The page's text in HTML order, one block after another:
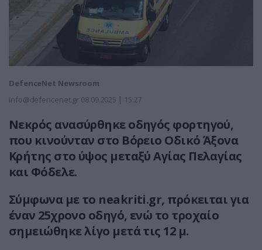
DefenceNet Newsroom
info@defencenet.gr 08.09.2025 | 15:27
Νεκρός ανασύρθηκε οδηγός φορτηγού,
που κινούνταν στο Βόρειο Οδικό Άξονα
Κρήτης στο ύψος μεταξύ Αγίας Πελαγίας
και Φόδελε.
Σύμφωνα με το neakriti.gr, πρόκειται για
έναν 25χρονο οδηγό, ενώ το τροχαίο
σημειώθηκε λίγο μετά τις 12 μ.